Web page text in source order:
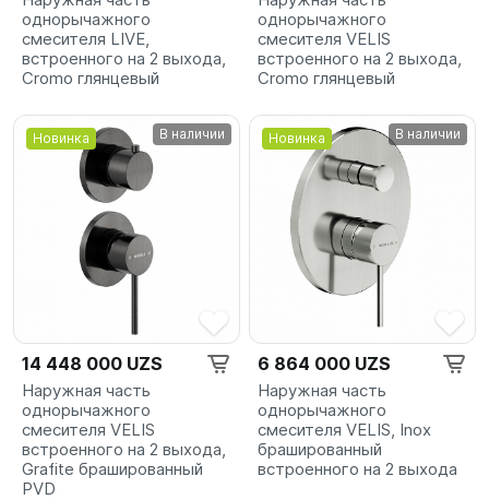
однорычажного
смесителя LIVE,
встроенного на 2 выхода,
Сromo глянцевый
однорычажного
смесителя VELIS
встроенного на 2 выхода,
Сromo глянцевый
Новинка В наличии
14 448 000 UZS
Наружная часть
однорычажного
смесителя VELIS
встроенного на 2 выхода,
Grafite брашированный
PVD
Новинка В наличии
6 864 000 UZS
Наружная часть
однорычажного
смесителя VELIS, Inox
брашированный
встроенного на 2 выхода